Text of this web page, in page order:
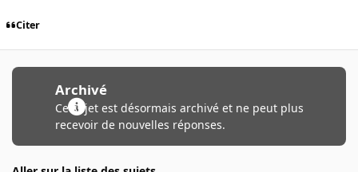
Citer
Archivé
Ce sujet est désormais archivé et ne peut plus
recevoir de nouvelles réponses.